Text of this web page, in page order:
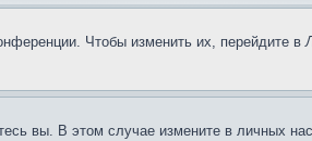
Чтобы изменить их, перейдите в
вы. В этом случае измените в личных